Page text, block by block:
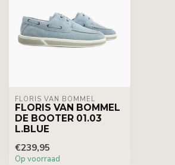
FLORIS VAN BOMMEL
FLORIS VAN BOMMEL
DE BOOTER 01.03
L.BLUE
€239,95
Op voorraad